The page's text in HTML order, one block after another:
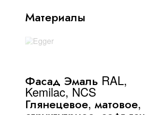
Материалы
Фасад Эмаль RAL,
Kemilac, NCS
Глянецевое, матовое,